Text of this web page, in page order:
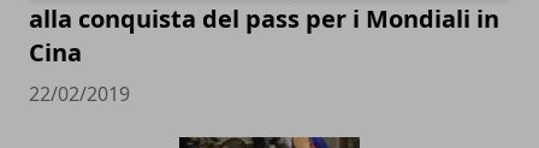
alla conquista del pass per i Mondiali in
Cina
22/02/2019